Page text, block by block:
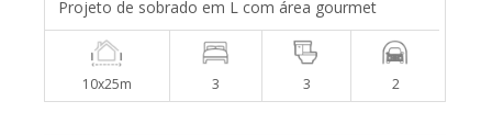
Projeto de sobrado em L com área gourmet
10x25m 3 3 2